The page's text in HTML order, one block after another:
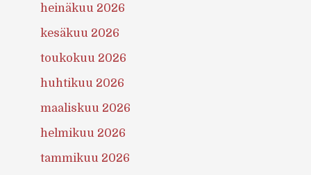
heinäkuu 2026
kesäkuu 2026
toukokuu 2026
huhtikuu 2026
maaliskuu 2026
helmikuu 2026
tammikuu 2026